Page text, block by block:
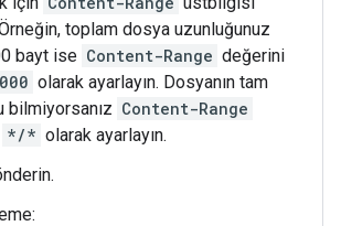
toplam dosya uzunluğunuz
bayt ise Content-Range değerini
olarak ayarlayın. Dosyanın tam
bilmiyorsanız Content-Range
*/* olarak ayarlayın.